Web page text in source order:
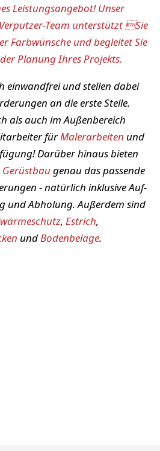
Leistungsangebot! Unser
Team unterstützt Sie
Farbwünsche und begleitet Sie
Planung Ihres Projekts.
einwandfrei und stellen dabei
an die erste Stelle.
als auch im Außenbereich
fürMalerarbeiten und
Darüber hinaus bieten
Gerüstbaugenau das passende
- natürlich inklusive Auf-
und Abholung. Außerdem sind
, Estrich,
undBodenbeläge.